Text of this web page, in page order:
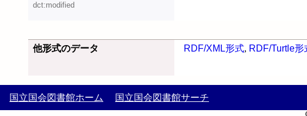
dct:modified
他形式のデータ RDF/XML形式, RDF/Turtle形
国立国会図書館ホーム 国立国会図書館サーチ